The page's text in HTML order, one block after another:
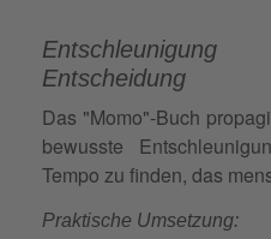
Entscheidung
Das "Momo"-Buch
bewusste
Tempo zu finden, das
Praktische Umsetzung: